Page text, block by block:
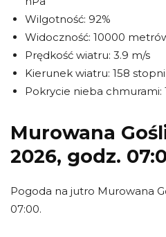
Wilgotność: 92%
Widoczność: 10000
Prędkość wiatru: 3.9 m/s
Kierunek wiatru: 158 stopni
Pokrycie nieba chmurami:
Murowana
2026, godz.
Pogoda na jutro Murowana
07:00.